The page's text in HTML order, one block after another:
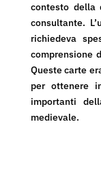
contesto della
consultante.
richiedeva
comprensione
Queste carte
per ottenere
importanti
medievale.